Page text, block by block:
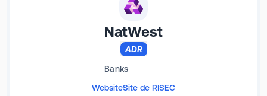
NatWest
ADR
Banks
WebsiteSite de RISEC